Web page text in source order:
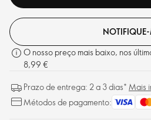
NOTIFIQUE-
O nosso preço mais baixo, nos
8,99 €
Prazo de entrega: 2 a 3 dias* Mais
Métodos de pagamento: